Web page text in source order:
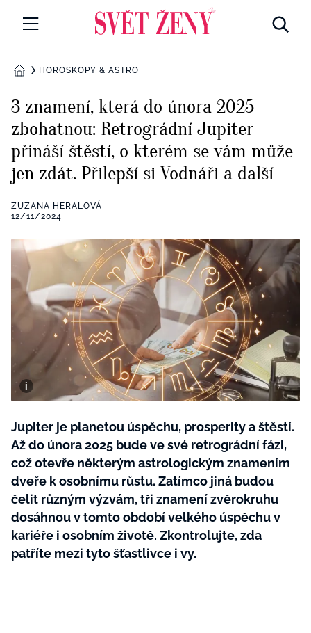
Všechny kategorie
Rozhovory
RETROHUBKY
PSYCHOLOGIE
Seberozvoj
ZDRAVÍ
Životní styl
ZÁBAVA
Všechny kategorie
Testy a kvízy
BYDLENÍ
Všechny kategorie
Tvoření
Rady a tipy
BurdaMedia
SVĚT ŽENY - 599 KČ
ROČNÍ PŘEDPLATNÉ SVĚT ŽENY +
SADA PRODUKTŮ MANA (10 ks)
DOMŮHOROSKOPY & ASTRO
3 znamení, která do února 2025
zbohatnou: Retrográdní Jupiter
přináší štěstí, o kterém se vám může
jen zdát. Přilepší si Vodnáři a další
ZUZANA HERALOVÁ
12/11/2024
Jupiter je planetou úspěchu, prosperity a štěstí.
Až do února 2025 bude ve své retrográdní fázi,
což otevře některým astrologickým znamením
dveře k osobnímu růstu. Zatímco jiná budou
čelit různým výzvám, tři znamení zvěrokruhu
dosáhnou v tomto období velkého úspěchu v
kariéře i osobním životě. Zkontrolujte, zda
patříte mezi tyto šťastlivce i vy.